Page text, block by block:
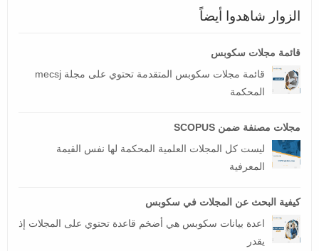
الزوار شاهدوا أيضاً
قائمة مجلات سكوبس
قائمة مجلات سكوبس المتقدمة تحتوي على مجلة mecsj
المحكمة
مجلات مصنفة ضمن SCOPUS
ليست كل المجلات العلمية المحكمة لها نفس القيمة
المعرفية
كيفية البحث عن المجلات في سكوبس
اعدة بيانات سكوبس هي أضخم قاعدة تحتوي على المجلات إذ
يقدر